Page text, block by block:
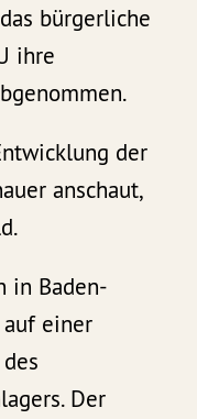
bürgerliche
ihre
der
anschaut,
in Baden-
einer
Der